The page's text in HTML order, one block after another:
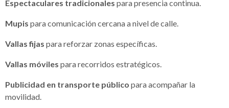
Espectaculares tradicionales para presencia continua.
Mupis para comunicación cercana a nivel de calle.
Vallas fijas para reforzar zonas específicas.
Vallas móviles para recorridos estratégicos.
Publicidad en transporte público para acompañar la
movilidad.